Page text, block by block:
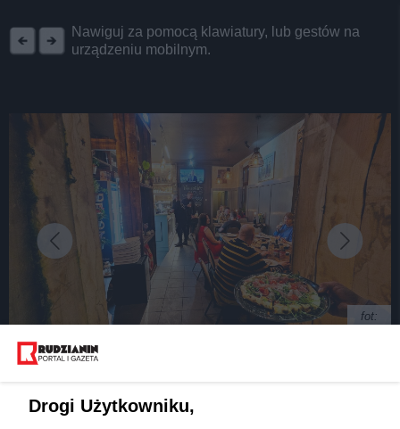
Nawiguj za pomocą klawiatury, lub gestów na
urządzeniu mobilnym.
fot:
Dawne "Pod kasztanami" - to dziś Trattoria Corno
Drogi Użytkowniku,